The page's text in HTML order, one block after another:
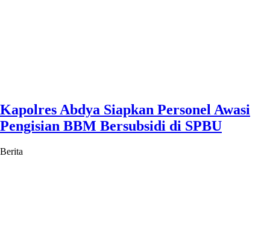
Kapolres Abdya Siapkan Personel Awasi
Pengisian BBM Bersubsidi di SPBU
Berita